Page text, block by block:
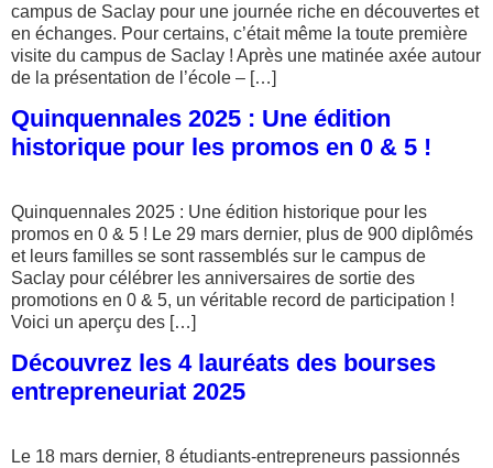
campus de Saclay pour une journée riche en découvertes et
en échanges. Pour certains, c’était même la toute première
visite du campus de Saclay ! Après une matinée axée autour
de la présentation de l’école – […]
Quinquennales 2025 : Une édition
historique pour les promos en 0 & 5 !
Quinquennales 2025 : Une édition historique pour les
promos en 0 & 5 ! Le 29 mars dernier, plus de 900 diplômés
et leurs familles se sont rassemblés sur le campus de
Saclay pour célébrer les anniversaires de sortie des
promotions en 0 & 5, un véritable record de participation !
Voici un aperçu des […]
Découvrez les 4 lauréats des bourses
entrepreneuriat 2025
Le 18 mars dernier, 8 étudiants-entrepreneurs passionnés